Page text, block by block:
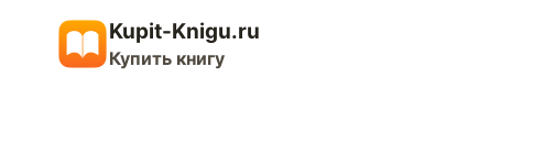
содержимому
Kupit-Knigu.ru
Купить книгу